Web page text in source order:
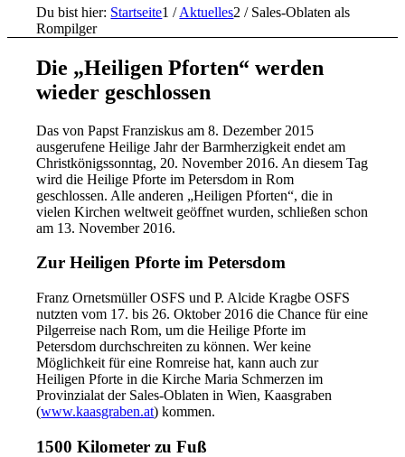
Du bist hier: Startseite1 / Aktuelles2 / Sales-Oblaten als
Rompilger
Die „Heiligen Pforten“ werden
wieder geschlossen
Das von Papst Franziskus am 8. Dezember 2015
ausgerufene Heilige Jahr der Barmherzigkeit endet am
Christkönigssonntag, 20. November 2016. An diesem Tag
wird die Heilige Pforte im Petersdom in Rom
geschlossen. Alle anderen „Heiligen Pforten“, die in
vielen Kirchen weltweit geöffnet wurden, schließen schon
am 13. November 2016.
Zur Heiligen Pforte im Petersdom
Franz Ornetsmüller OSFS und P. Alcide Kragbe OSFS
nutzten vom 17. bis 26. Oktober 2016 die Chance für eine
Pilgerreise nach Rom, um die Heilige Pforte im
Petersdom durchschreiten zu können. Wer keine
Möglichkeit für eine Romreise hat, kann auch zur
Heiligen Pforte in die Kirche Maria Schmerzen im
Provinzialat der Sales-Oblaten in Wien, Kaasgraben
(www.kaasgraben.at) kommen.
1500 Kilometer zu Fuß